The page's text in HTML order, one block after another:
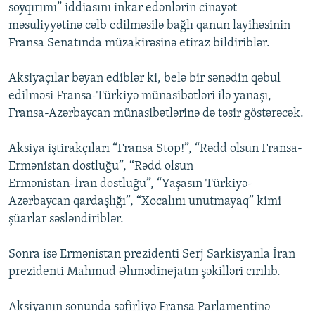
İNFOQRAFIKA
KARIKATURA
AZƏRBAYCAN ƏDƏBIYYATI KITABXANASI
İSLAM VƏ DEMOKRATIYA
MISSIYAMIZ
PEŞƏ ETIKASI VƏ JURNALISTIKA STANDARTLARIMIZ
AZADLIQRADIOSU MOBIL TELEFONUNUZDA
BIZIMLƏ ƏLAQƏ
BIZI IZLƏ
RFE/RL-in bütün saytları
soyqırımı” iddiasını inkar edənlərin cinayət
məsuliyyətinə cəlb edilməsilə bağlı qanun layihəsinin
Fransa Senatında müzakirəsinə etiraz bildiriblər.
Aksiyaçılar bəyan ediblər ki, belə bir sənədin qəbul
edilməsi Fransa-Türkiyə münasibətləri ilə yanaşı,
Fransa-Azərbaycan münasibətlərinə də təsir göstərəcək.
Aksiya iştirakçıları “Fransa Stop!”, “Rədd olsun Fransa-
Ermənistan dostluğu”, “Rədd olsun
Ermənistan-İran dostluğu”, “Yaşasın Türkiyə-
Azərbaycan qardaşlığı”, “Xocalını unutmayaq” kimi
şüarlar səsləndiriblər.
Sonra isə Ermənistan prezidenti Serj Sarkisyanla İran
prezidenti Mahmud Əhmədinejatın şəkilləri cırılıb.
Aksiyanın sonunda səfirliyə Fransa Parlamentinə